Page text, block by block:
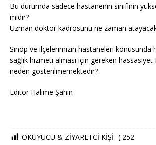
Bu durumda sadece hastanenin sınıfının
midir?
Uzman doktor kadrosunu ne zaman
Sinop ve ilçelerimizin hastaneleri konusunda
sağlık hizmeti alması için gereken hassasiyet
neden gösterilmemektedir?
Editör Halime Şahin
OKUYUCU & ZİYARETCİ KİŞİ -( 252